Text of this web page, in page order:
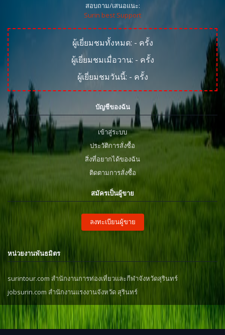
สอบถาม/เสนอแนะ:
Surin best Support
ผู้เยี่ยมชมทั้งหมด: - ครั้ง
ผู้เยี่ยมชมเมื่อวาน: - ครั้ง
ผู้เยี่ยมชมวันนี้: - ครั้ง
บัญชีของฉัน
เข้าสู่ระบบ
ประวัติการสั่งซื้อ
สิ่งที่อยากได้ของฉัน
ติดตามการสั่งซื้อ
สมัครเป็นผู้ขาย
ลงทะเบียนผู้ขาย
หน่วยงานพันธมิตร
surintour.com สำนักงานการท่องเที่ยวและกีฬาจังหวัดสุรินทร์
jobsurin.com สำนักงานแรงงานจังหวัด สุรินทร์